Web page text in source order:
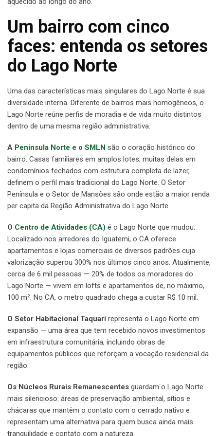
Um bairro com cinco
faces: entenda os setores
do Lago Norte
Uma das características mais singulares do Lago Norte é sua
diversidade interna. Diferente de bairros mais homogêneos, o
Lago Norte reúne perfis de moradia e de vida muito distintos
dentro de uma mesma região administrativa.
A Península Norte e o SMLN são o coração histórico do
bairro. Casas familiares em amplos lotes, muitas delas em
condomínios fechados com estrutura completa de lazer,
definem o perfil mais tradicional do Lago Norte. O Setor
Península e o Setor de Mansões são onde estão a maior renda
per capita da Região Administrativa do Lago Norte.
O Centro de Atividades (CA) é o Lago Norte que mudou.
Localizado nos arredores do Iguatemi, o CA oferece
apartamentos e lojas comerciais de diversos padrões cuja
valorização superou 300% nos últimos cinco anos. Atualmente,
cerca de 6 mil pessoas — 20% de todos os moradores do
Lago Norte — vivem em lofts e apartamentos de, no máximo,
100 m². No CA, o metro quadrado chega a custar R$ 10 mil.
O Setor Habitacional Taquari representa o Lago Norte em
expansão — uma área que tem recebido novos investimentos
em infraestrutura comunitária, incluindo obras de
equipamentos públicos que reforçam a vocação residencial da
região.
Os Núcleos Rurais Remanescentes guardam o Lago Norte
mais silencioso: áreas de preservação ambiental, sítios e
chácaras que mantêm o contato com o cerrado nativo e
representam uma alternativa para quem busca ainda mais
tranquilidade e contato com a natureza.